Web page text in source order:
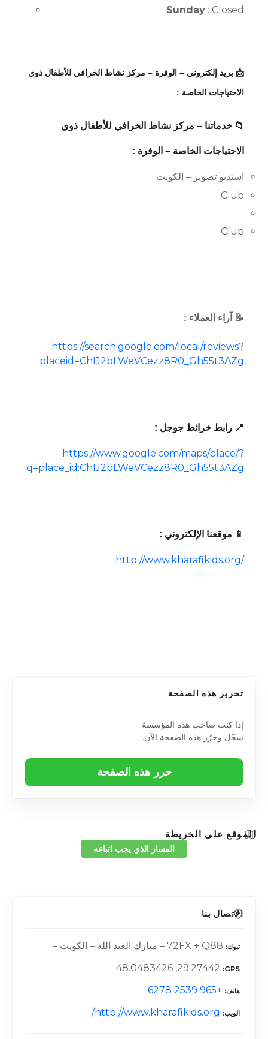
Sunday : Closed
📩 بريد إلكتروني – الوفرة – مركز نشاط الخرافي للأطفال ذوي
الاحتياجات الخاصة :
📁 خدماتنا – مركز نشاط الخرافي للأطفال ذوي
الاحتياجات الخاصة – الوفرة :
استديو تصوير – الكويت
Club
Club
📝 آراء العملاء :
https://search.google.com/local/reviews?
placeid=ChIJ2bLWeVCezz8R0_Gh55t3AZg
📍 رابط خرائط جوجل :
https://www.google.com/maps/place/?
q=place_id:ChIJ2bLWeVCezz8R0_Gh55t3AZg
📱 موقعنا الإلكتروني :
http://www.kharafikids.org/
تحرير هذه الصفحة
إذا كنت صاحب هذه المؤسسة.
سجّل وحرّر هذه الصفحة الآن.
حرر هذه الصفحة
الموقع على الخريطة
المسار الذي يجب اتباعه
الاتصال بنا
تبوك 72FX + Q88 – مبارك العبد الله – الكويت –
GPS
29.27442, 48.0483426
هاتف +965 2539 6278
الويب http://www.kharafikids.org/